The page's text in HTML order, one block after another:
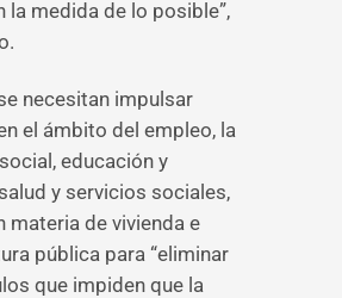
la medida de lo posible”,
necesitan impulsar
el ámbito del empleo, la
educación y
y servicios sociales,
materia de vivienda e
pública para “eliminar
que impiden que la